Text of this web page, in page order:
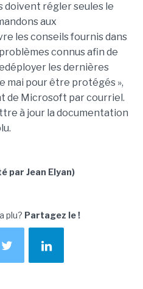
doivent régler seules le
aux
les conseils fournis dans
connus afin de
les dernières
mai pour être protégés »,
de Microsoft par courriel.
à jour la documentation
par Jean Elyan)
plu? Partagez le !